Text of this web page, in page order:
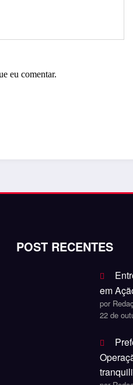
eu comentar.
POST RECENTES
em
por
22 de